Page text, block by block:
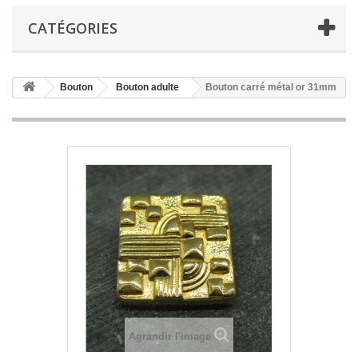
CATÉGORIES
Bouton Bouton adulte Bouton carré métal or 31mm
Agrandir l'image